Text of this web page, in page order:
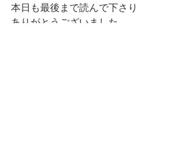
本日も最後まで読んで下さり
ありがとうございました。